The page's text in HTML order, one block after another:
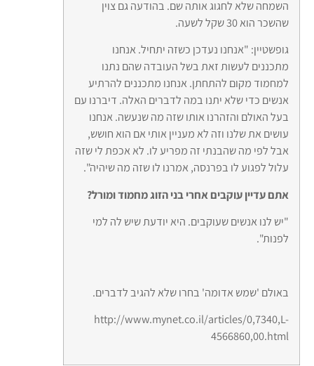
השמחה שלא לחגוג אותה שם. בהודעה גם צוין
שהשכר הוא 30 שקל לשעה.
גופשטיין: "אנחנו נעדכן כשזה יתחיל. אנחנו
מתכננים לעשות זאת בשל העובדה שהם נתנו
למחמוד מקום להתחתן. אנחנו מתכננים להרתיע
אנשים כדי שלא יתנו במה לדברים האלה. דיברנו עם
בעל האולם והזהרנו אותו שזה מה שנעשה. אנחנו
עושים את שלנו וזה לא מעניין אותי אם הוא חושש,
אבל לפי מה שהבנתי זה מפריע לו. לא אכפת לי שזה
עלול לפגוע לו בפרנסה, אמרנו לו שזה מה שיהיה".
אתם עדיין עוקבים אחרי בני הזוג מחמוד ומורל?
"יש לנו אנשים שעוקבים. היא יודעת שיש לה למי
לפנות".
באולם 'שמש אדומה' בחרו שלא להגיב לדברים.
http://www.mynet.co.il/articles/0,7340,L-
4566860,00.html